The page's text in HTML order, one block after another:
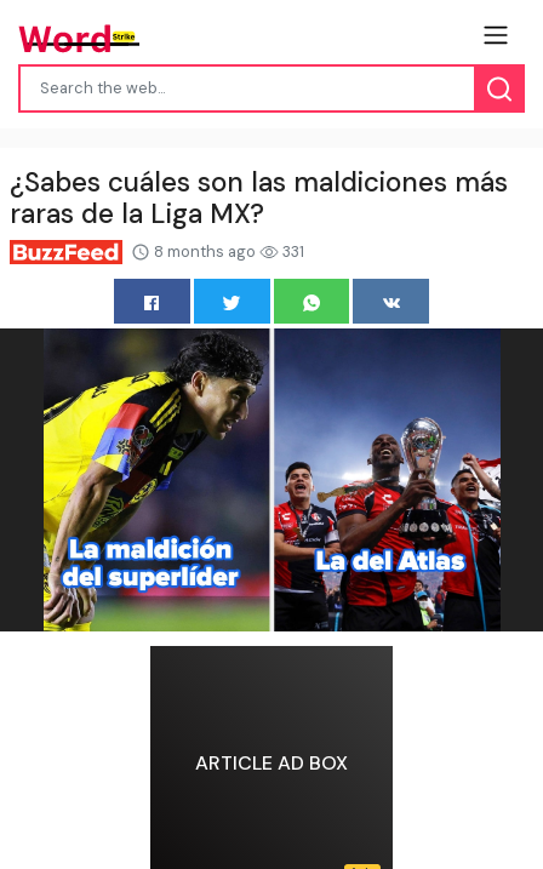
¿Sabes cuáles son las maldiciones más
raras de la Liga MX?
8 months ago 331
ARTICLE AD BOX